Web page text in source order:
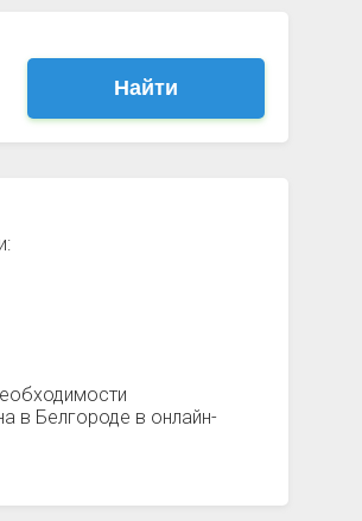
Найти
в Белгороде в онлайн-